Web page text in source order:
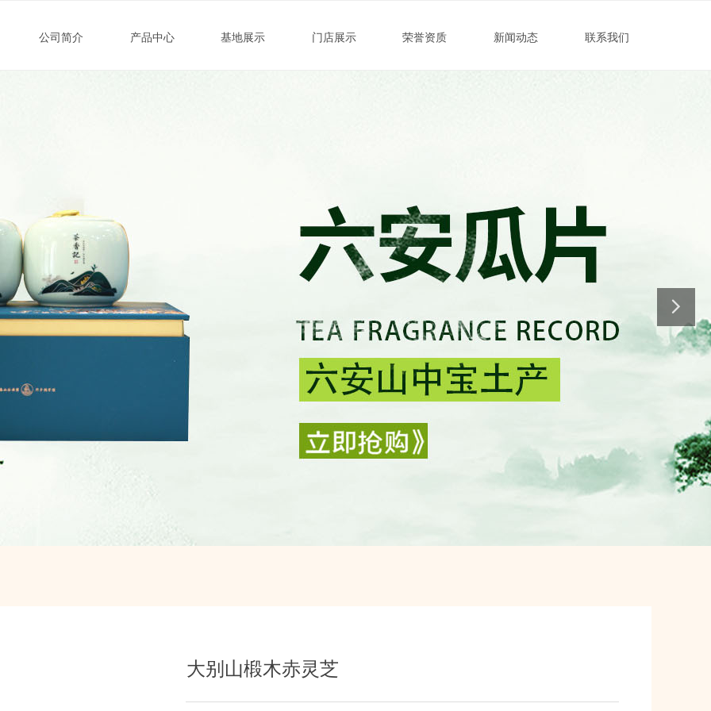
公司简介 产品中心 基地展示 门店展示 荣誉资质 新闻动态 联系我们
大别山椴木赤灵芝